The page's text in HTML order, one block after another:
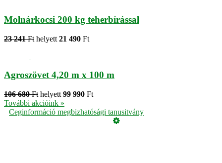
Molnárkocsi 200 kg teherbírással
23 241 Ft helyett 21 490 Ft
Agroszövet 4,20 m x 100 m
106 680 Ft helyett 99 990 Ft
További akcióink »
Ceginformáció megbizhatósági tanusitvány